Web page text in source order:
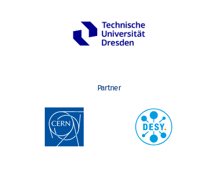
Partner